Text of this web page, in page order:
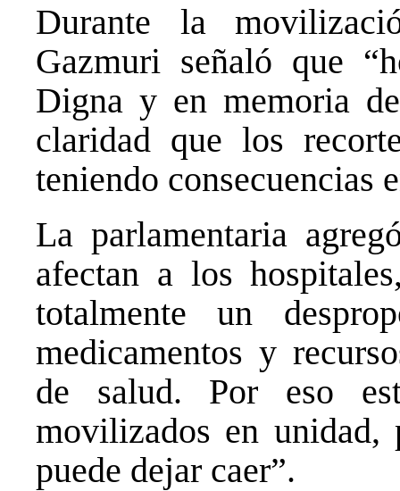
Durante la
Gazmuri señaló que
Digna y en memoria
claridad que los
teniendo consecuencias
La parlamentaria
afectan a los
totalmente un
medicamentos y
de salud. Por eso
movilizados en
puede dejar caer”.